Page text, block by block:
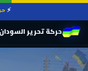
حركة تحرير السودان